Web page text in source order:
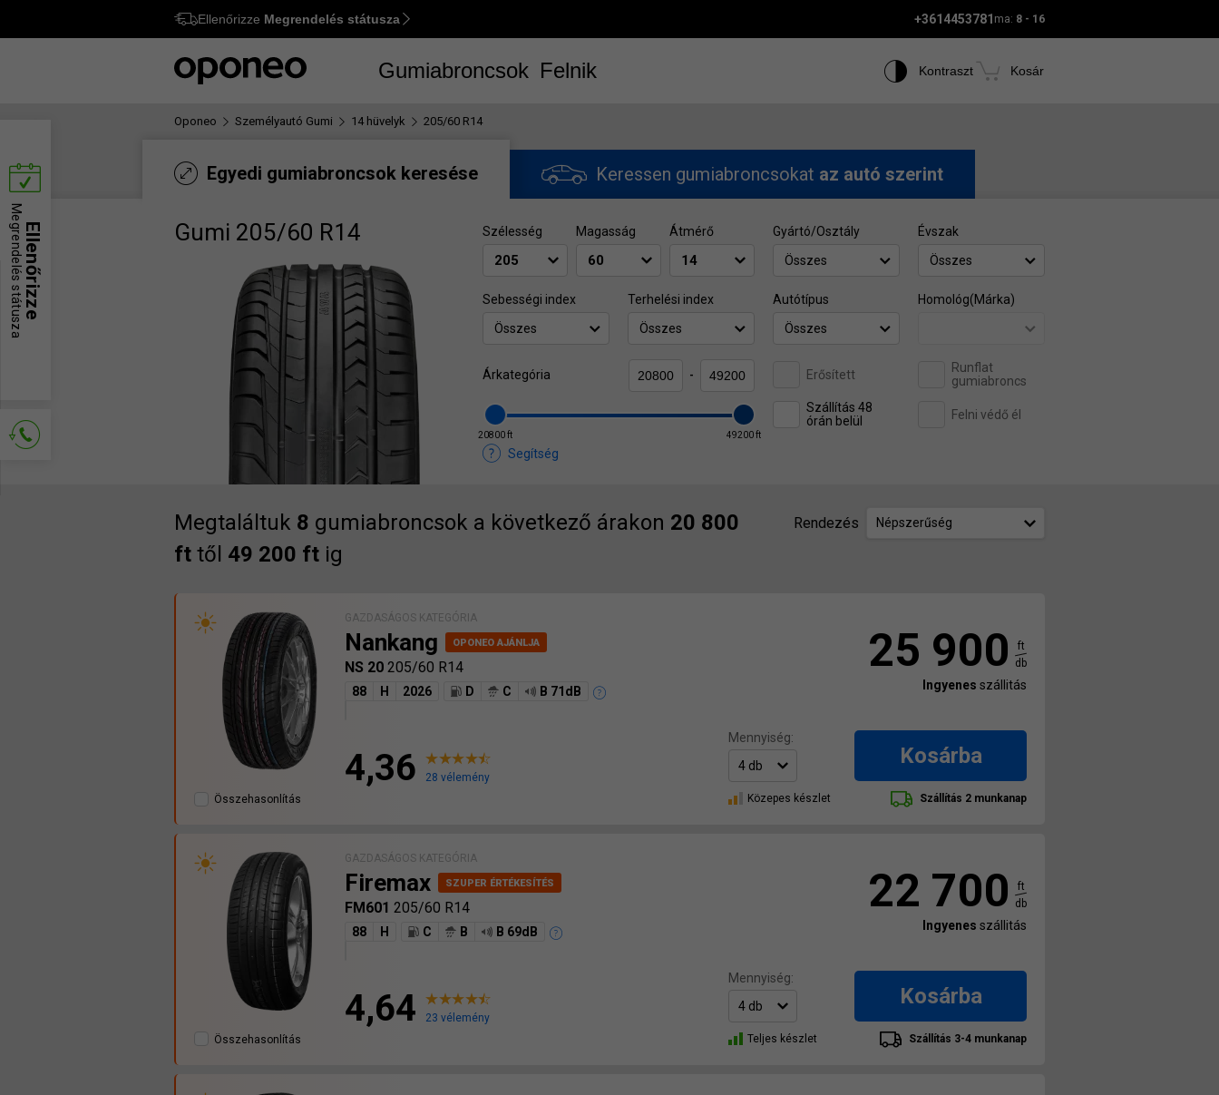
Ctrl M
Ellenőrizze Megrendelés státusza +3614453781 ma: 8 - 16
Gumiabroncsok Felnik Kontraszt Kosár
Oponeo Személyautó Gumi 14 hüvelyk 205/60 R14
Egyedi gumiabroncsok keresése Keressen gumiabroncsokat az autó szerint
Gumi 205/60 R14 Szélesség Magasság Átmérő
Gyártó/Osztály
Összes
Évszak
Összes
Sebességi index
Összes
Terhelési index
Összes
Autótípus
Összes
Homológ(Márka)
Árkategória -
20800 ft 49200 ft
Erősített
Runflat
gumiabroncs
Szállítás 48
órán belül
Felni védő él
Segítség
Megtaláltuk 8 gumiabroncsok a következő árakon 20 800
ft től 49 200 ft ig
Rendezés Népszerűség
GAZDASÁGOS KATEGÓRIA
Nankang
NS 20 205/60 R14
88 H 2026 D C B 71dB
4,36
28 vélemény
Összehasonlítás
25 900
ft
db
Ingyenes szállitás
Mennyiség:
Kosárba
Közepes készlet Szállítás 2 munkanap
GAZDASÁGOS KATEGÓRIA
Firemax
FM601 205/60 R14
88 H C B B 69dB
4,64
23 vélemény
Összehasonlítás
22 700
ft
db
Ingyenes szállitás
Mennyiség:
Kosárba
Teljes készlet Szállítás 3-4 munkanap
Ellenőrizze
Megrendelés státusza